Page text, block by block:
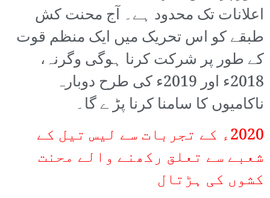
اعلانات تک محدود ہے۔ آج محنت کش
طبقے کو اس تحریک میں ایک منظم قوت
کے طور پر شرکت کرنا ہوگی وگرنہ،
2018ء اور 2019ء کی طرح دوبارہ
ناکامیوں کا سامنا کرنا پڑ ے گا۔
2020ء کے تجربات سے لیس تیل کے
شعبے سے تعلق رکھنے والے محنت
کشوں کی ہڑتال